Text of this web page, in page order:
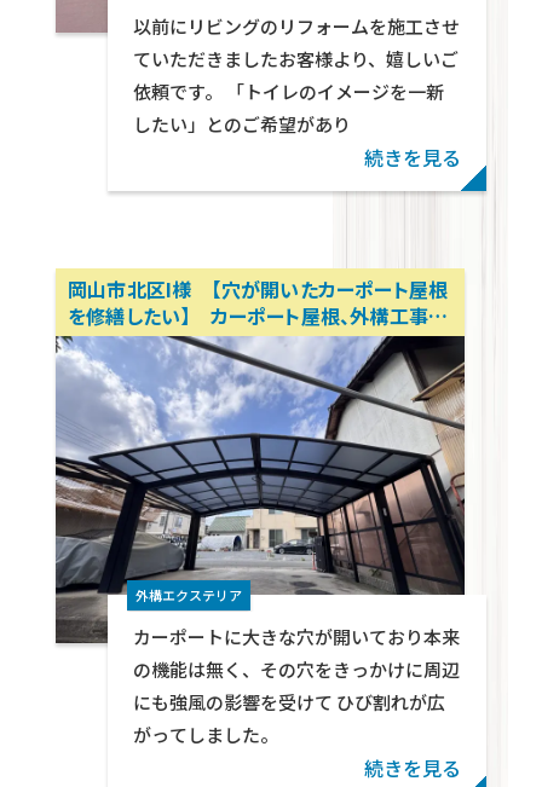
Warning : foreach() argument must be of
given in/home/wp571078/tekton-
partners.jp/public_html/wp-
content/themes/swell_child_tekton/
以前にリビングのリフォームを施工させ
ていただきましたお客様より、嬉しいご
依頼です。 「トイレのイメージを一新
したい」とのご希望があり
続きを見る
岡山市北区I様 【穴が開いたカーポート屋根
を修繕したい】 カーポート屋根、外構工事、
マンションリフォーム、アパートリフォーム、内
装リノベーション 岡山リフォーム相談所
テクトン・パートナーズ
外構エクステリア
カーポートに大きな穴が開いており本来
の機能は無く、その穴をきっかけに周辺
にも強風の影響を受けて ひび割れが広
がってしました。
続きを見る